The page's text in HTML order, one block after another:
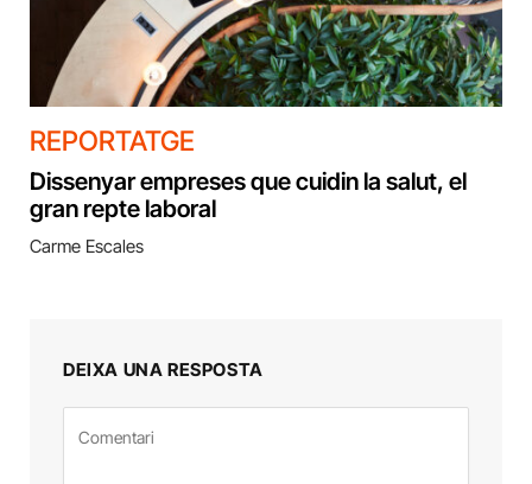
REPORTATGE
Dissenyar empreses que cuidin la salut, el
gran repte laboral
Carme Escales
DEIXA UNA RESPOSTA